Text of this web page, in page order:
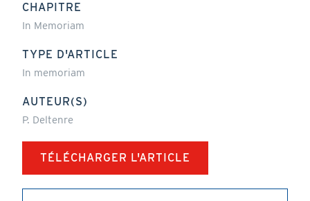
CHAPITRE
In Memoriam
TYPE D'ARTICLE
In memoriam
AUTEUR(S)
P. Deltenre
TÉLÉCHARGER L'ARTICLE